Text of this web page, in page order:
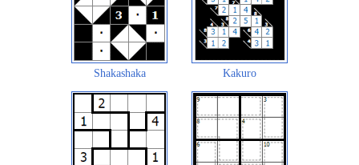
Shakashaka Kakuro